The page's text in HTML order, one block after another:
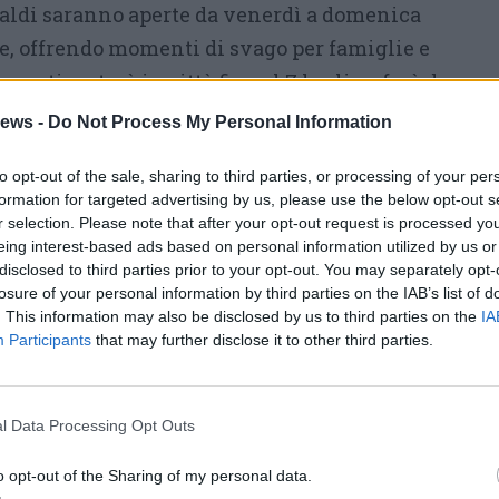
- Do Not Process My Personal Information
opt-out of the sale, sharing to third parties, or processing of your
for targeted advertising by us, please use the below opt-out
selection. Please note that after your opt-out request is processed
interest-based ads based on personal information utilized by us
to third parties prior to your opt-out. You may separately
of your personal information by third parties on the IAB’s list of
This information may also be disclosed by us to third parties on the
Participants that may further disclose it to other third parties.
Data Processing Opt Outs
opt-out of the Sharing of my personal data.
saranno aperte da venerdì a domenica
offrendo momenti di svago per famiglie e
resterà in città fino al 7 luglio e farà da
di iniziative tra cultura, natura e
il Kapannone dei Libri propone un
anni Ottanta con la presentazione del
Andrea Kerbaker e Matteo Inzaghi
tra cinema, televisione e
hanno segnato un decennio ancora oggi
collettivo. L’ingresso è libero.
sera il Lido La Noce ospita la Cena in
Pro Loco Angera. L’appuntamento, in
convivialità e solidarietà in una serata